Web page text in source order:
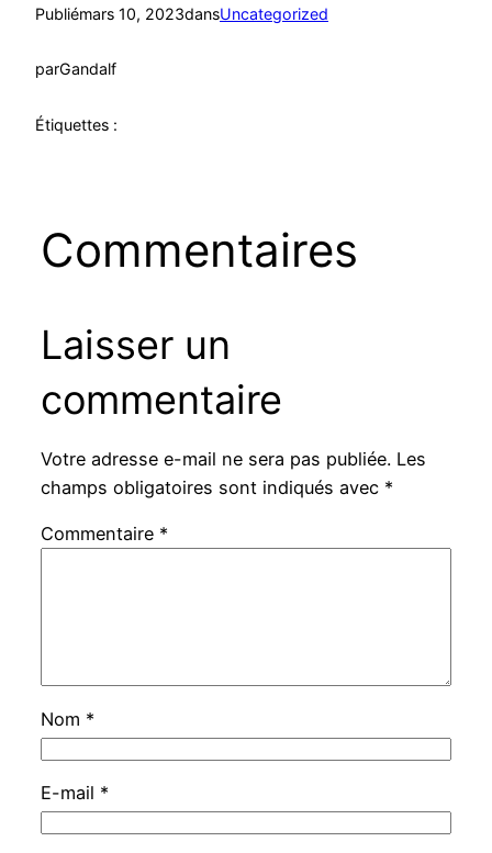
Publiémars 10, 2023dansUncategorized
parGandalf
Étiquettes :
Commentaires
Laisser un
commentaire
Votre adresse e-mail ne sera pas publiée. Les
champs obligatoires sont indiqués avec *
Commentaire *
Nom *
E-mail *